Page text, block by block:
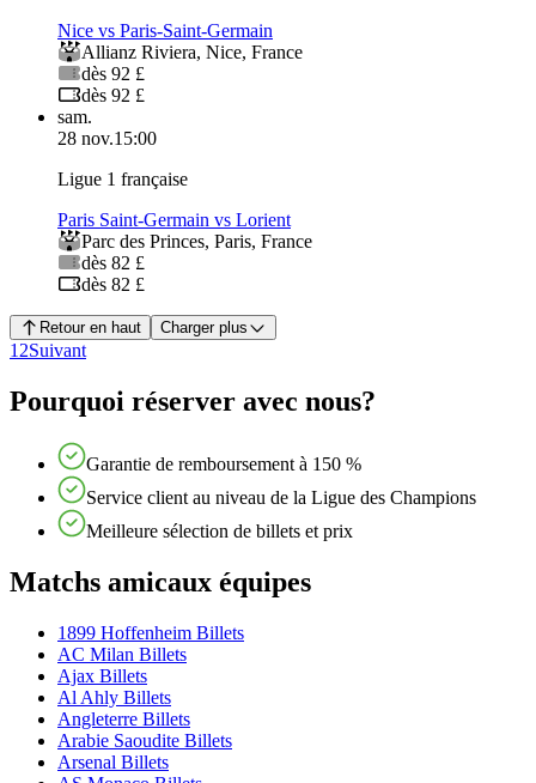
Nice vs Paris-Saint-Germain
Allianz Riviera, Nice, France
dès 92 £
dès 92 £
sam.
28 nov.15:00
Ligue 1 française
Paris Saint-Germain vs Lorient
Parc des Princes, Paris, France
dès 82 £
dès 82 £
Retour en haut Charger plus
1 2Suivant
Pourquoi réserver avec nous?
Garantie de remboursement à 150 %
Service client au niveau de la Ligue des Champions
Meilleure sélection de billets et prix
Matchs amicaux équipes
1899 Hoffenheim Billets
AC Milan Billets
Ajax Billets
Al Ahly Billets
Angleterre Billets
Arabie Saoudite Billets
Arsenal Billets